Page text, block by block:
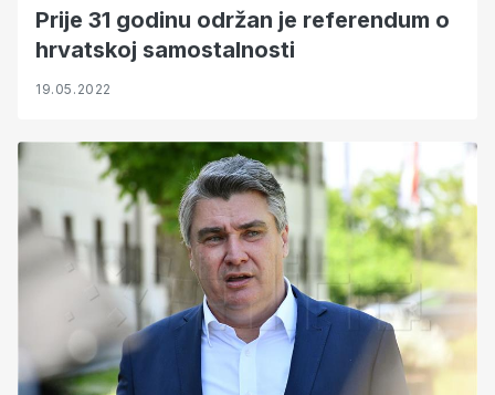
Prije 31 godinu održan je referendum o
hrvatskoj samostalnosti
19.05.2022